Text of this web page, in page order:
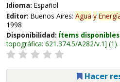
Idioma: Español
Editor: Buenos Aires: Agua y
1998
Disponibilidad: Ítems
topográfica: 621.374.5/A282/v.1 (1).
Hacer